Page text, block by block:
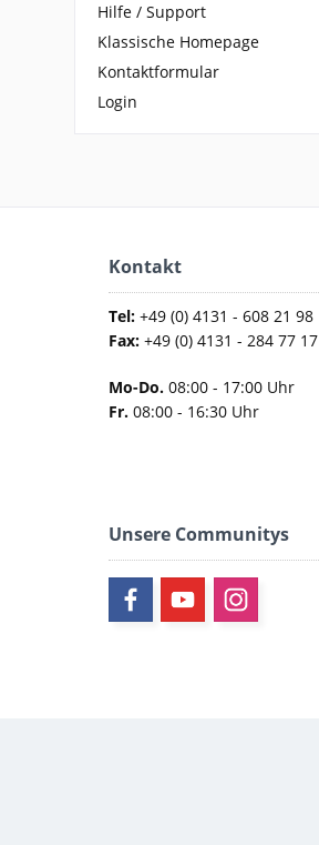
Hilfe / Support
Klassische Homepage
Kontaktformular
Login
Kontakt
Tel:+49 (0) 4131 - 608 21 98
Fax:+49 (0) 4131 - 284 77 17
Mo-Do.08:00 - 17:00 Uhr
Fr.08:00 - 16:30 Uhr
Unsere Communitys